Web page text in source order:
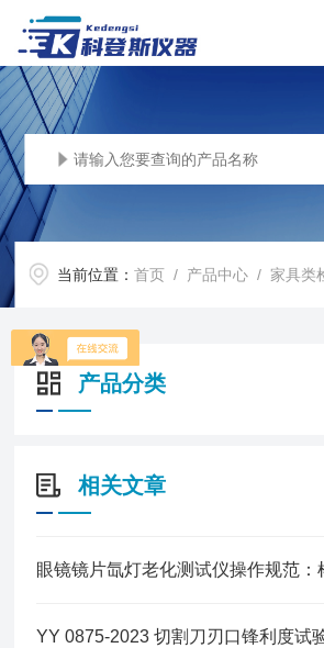
当前位置：首页 / 产品中心 /家具类
产品分类
相关文章